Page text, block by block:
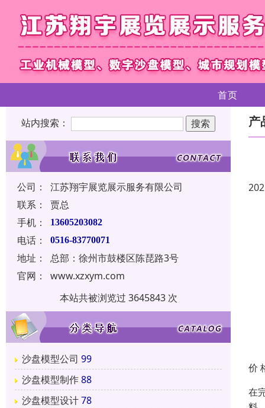
首页
站内搜索：
公司：
江苏翔宇展览展示服务有限公司
联系：
贾总
手机：
13605203082
电话： 0516-83770071
地址：
总部：徐州市鼓楼区陈琵路3号
官网：
www.xzxym.com
本站共被浏览过 3645843 次
沙盘模型公司 99
沙盘模型制作88
沙盘模型设计78
产
价
在